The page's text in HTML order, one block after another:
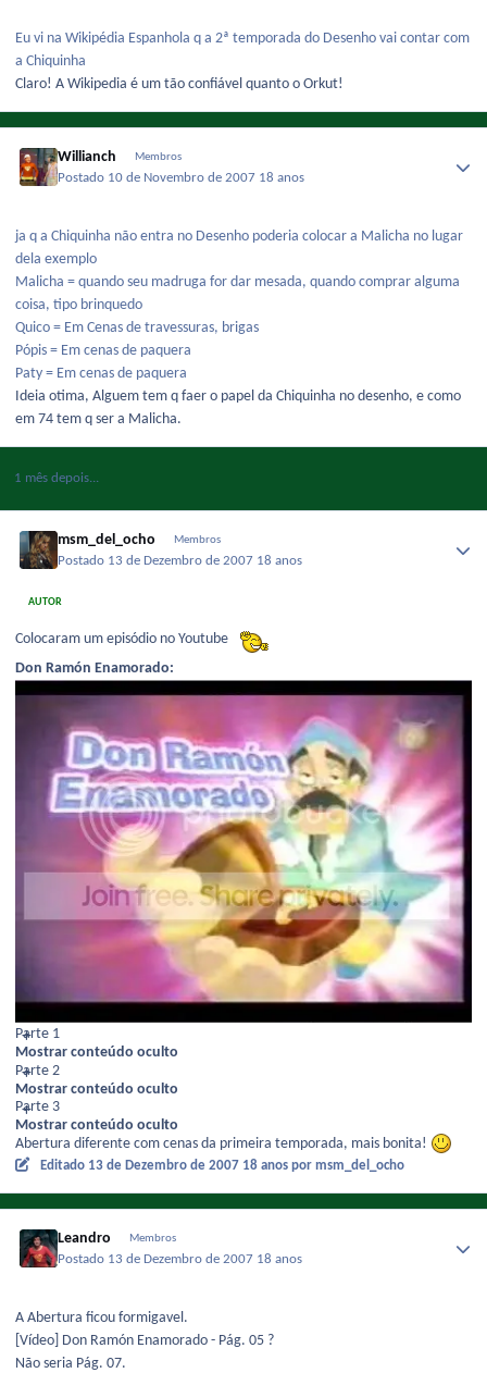
Eu vi na Wikipédia Espanhola q a 2ª temporada do Desenho vai contar com
a Chiquinha
Claro! A Wikipedia é um tão confiável quanto o Orkut!
Willianch Membros
Postado 10 de Novembro de 2007 18 anos
ja q a Chiquinha não entra no Desenho poderia colocar a Malicha no lugar
dela exemplo
Malicha = quando seu madruga for dar mesada, quando comprar alguma
coisa, tipo brinquedo
Quico = Em Cenas de travessuras, brigas
Pópis = Em cenas de paquera
Paty = Em cenas de paquera
Ideia otima, Alguem tem q faer o papel da Chiquinha no desenho, e como
em 74 tem q ser a Malicha.
1 mês depois...
msm_del_ocho Membros
Postado 13 de Dezembro de 2007 18 anos
AUTOR
Colocaram um episódio no Youtube
Don Ramón Enamorado:
Parte 1
Mostrar conteúdo oculto
Parte 2
Mostrar conteúdo oculto
Parte 3
Mostrar conteúdo oculto
Abertura diferente com cenas da primeira temporada, mais bonita!
Editado 13 de Dezembro de 2007 18 anos por msm_del_ocho
Leandro Membros
Postado 13 de Dezembro de 2007 18 anos
A Abertura ficou formigavel.
[Vídeo] Don Ramón Enamorado - Pág. 05 ?
Não seria Pág. 07.